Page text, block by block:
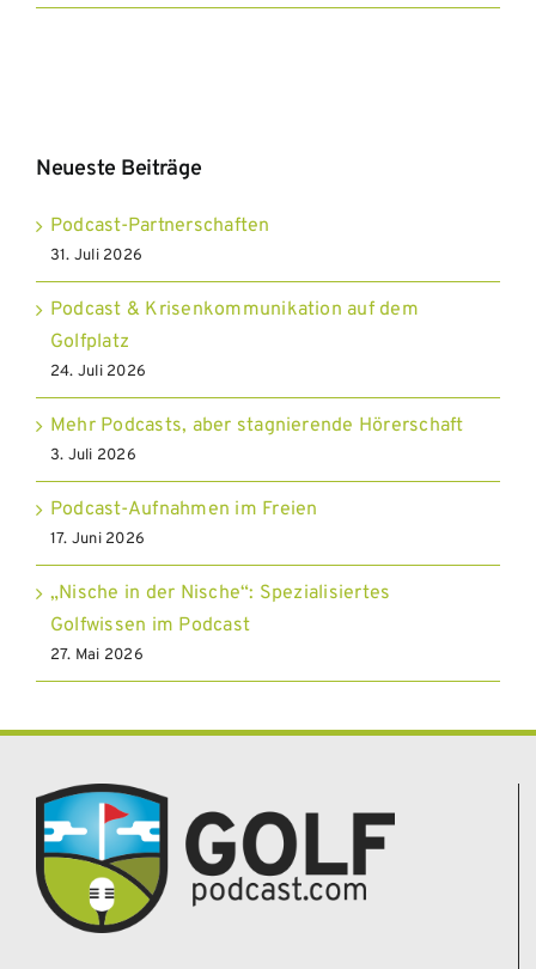
Neueste Beiträge
Podcast-Partnerschaften
31. Juli 2026
Podcast & Krisenkommunikation auf dem
Golfplatz
24. Juli 2026
Mehr Podcasts, aber stagnierende Hörerschaft
3. Juli 2026
Podcast-Aufnahmen im Freien
17. Juni 2026
„Nische in der Nische“: Spezialisiertes
Golfwissen im Podcast
27. Mai 2026